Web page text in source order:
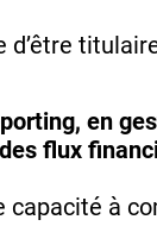
en
flux
capacité à